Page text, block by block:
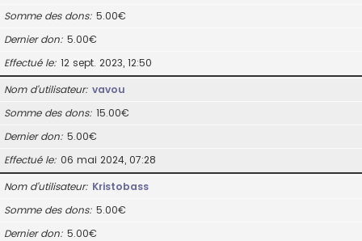
Somme des dons 5.00€
Dernier don 5.00€
Effectué le 12 sept. 2023, 12:50
Nom d’utilisateur vavou
Somme des dons 15.00€
Dernier don 5.00€
Effectué le 06 mai 2024, 07:28
Nom d’utilisateur Kristobass
Somme des dons 5.00€
Dernier don 5.00€